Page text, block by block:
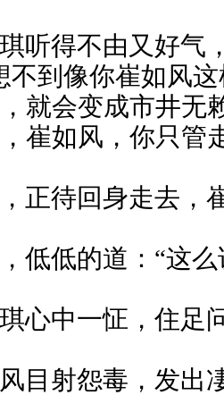
听得不由又好气
不到像你崔如风
就会变成市井无
崔如风，你只管
正待回身走去，
低低的道：“这么
心中一怔，住足
目射怨毒，发出